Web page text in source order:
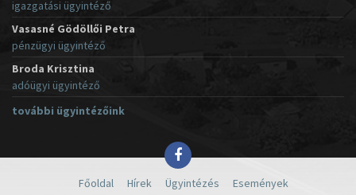
igazgatási ügyintéző
Vasasné Gödöllői Petra
pénzügyi ügyintéző
Broda Krisztina
adóügyi ügyintéző
további ügyintézőink
Főoldal Hírek Ügyintézés Események